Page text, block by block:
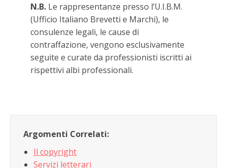
N.B. Le rappresentanze presso l’U.I.B.M.
(Ufficio Italiano Brevetti e Marchi), le
consulenze legali, le cause di
contraffazione, vengono esclusivamente
seguite e curate da professionisti iscritti ai
rispettivi albi professionali.
Argomenti Correlati:
Il copyright
Servizi letterari